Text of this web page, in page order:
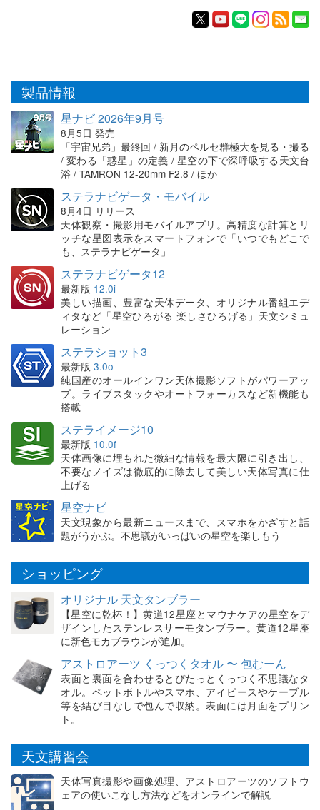
製品情報
星ナビ 2026年9月号
8月5日 発売
「宇宙兄弟」最終回 / 新月のペルセ群極大を見る・撮る
/ 変わる「惑星」の定義 / 星空の下で深呼吸する天文台
浴 / TAMRON 12-20mm F2.8 / ほか
ステラナビゲータ・モバイル
8月4日 リリース
天体観察・撮影用モバイルアプリ。高精度な計算とリ
ッチな星図表示をスマートフォンで「いつでもどこで
も、ステラナビゲータ」
ステラナビゲータ12
最新版 12.0i
美しい描画、豊富な天体データ、オリジナル番組エデ
ィタなど「星空ひろがる 楽しさひろげる」天文シミュ
レーション
ステラショット3
最新版 3.0o
純国産のオールインワン天体撮影ソフトがパワーアッ
プ。ライブスタックやオートフォーカスなど新機能も
搭載
ステライメージ10
最新版 10.0f
天体画像に埋もれた微細な情報を最大限に引き出し、
不要なノイズは徹底的に除去して美しい天体写真に仕
上げる
星空ナビ
天文現象から最新ニュースまで、スマホをかざすと話
題がうかぶ。不思議がいっぱいの星空を楽しもう
ショッピング
オリジナル 天文タンブラー
【星空に乾杯！】黄道12星座とマウナケアの星空をデ
ザインしたステンレスサーモタンブラー。黄道12星座
に新色モカブラウンが追加。
アストロアーツ くっつくタオル 〜 包むーん
表面と裏面を合わせるとぴたっとくっつく不思議なタ
オル。ペットボトルやスマホ、アイピースやケーブル
等を結び目なしで包んで収納。表面には月面をプリン
ト。
天文講習会
天体写真撮影や画像処理、アストロアーツのソフトウ
ェアの使いこなし方法などをオンラインで解説